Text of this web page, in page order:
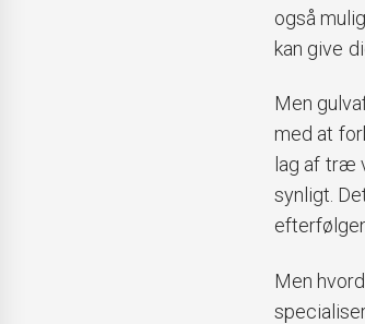
også
kan give
Men
med at
lag af træ
synligt.
Men